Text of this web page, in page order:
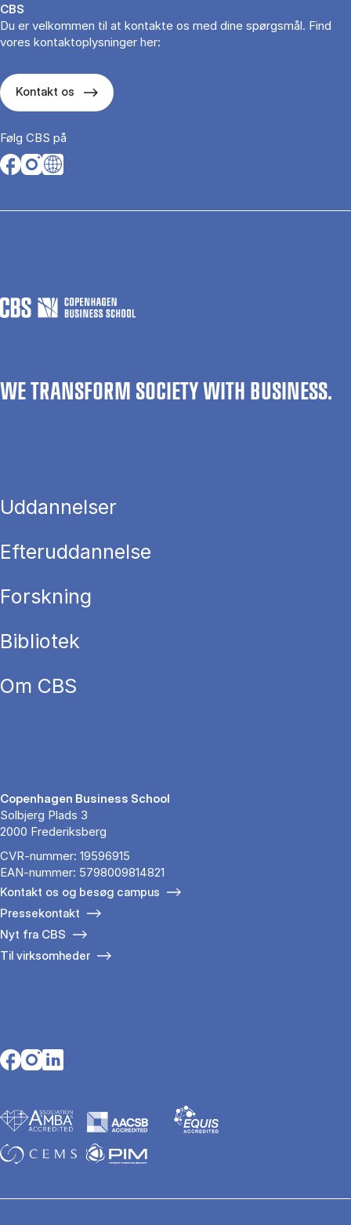
CBS
Du er velkommen til at kontakte os med dine spørgsmål. Find
vores kontaktoplysninger her:
Kontakt os
Følg CBS på
Opens in a new tab
Opens in a new tab
Opens in a new tab
WE TRANSFORM SOCIETY WITH BUSINESS.
Uddannelser
Efteruddannelse
Forskning
Bibliotek
Om CBS
Copenhagen Business School
Solbjerg Plads 3
2000 Frederiksberg
CVR-nummer: 19596915
EAN-nummer: 5798009814821
Kontakt os og besøg campus
Pressekontakt
Nyt fra CBS
Til virksomheder
Opens in a new tab
Opens in a new tab
Opens in a new tab